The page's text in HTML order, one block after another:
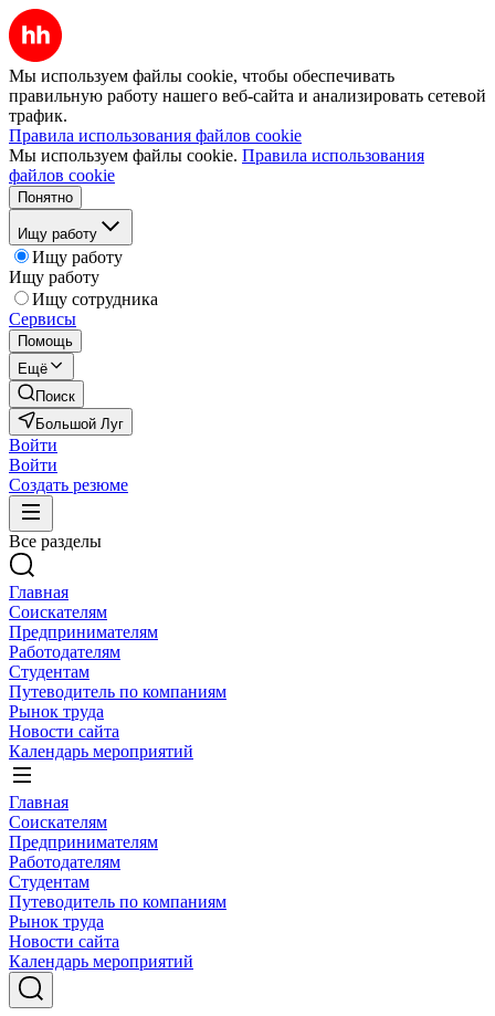
Мы используем файлы cookie, чтобы обеспечивать
правильную работу нашего веб-сайта и анализировать сетевой
трафик.
Правила использования файлов cookie
Мы используем файлы cookie. Правила использования
файлов cookie
Понятно
Ищу работу
Ищу работу
Ищу работу
Ищу сотрудника
Сервисы
Помощь
Ещё
Поиск
Большой Луг
Войти
Войти
Создать резюме
Все разделы
Главная
Соискателям
Предпринимателям
Работодателям
Студентам
Путеводитель по компаниям
Рынок труда
Новости сайта
Календарь мероприятий
Главная
Соискателям
Предпринимателям
Работодателям
Студентам
Путеводитель по компаниям
Рынок труда
Новости сайта
Календарь мероприятий